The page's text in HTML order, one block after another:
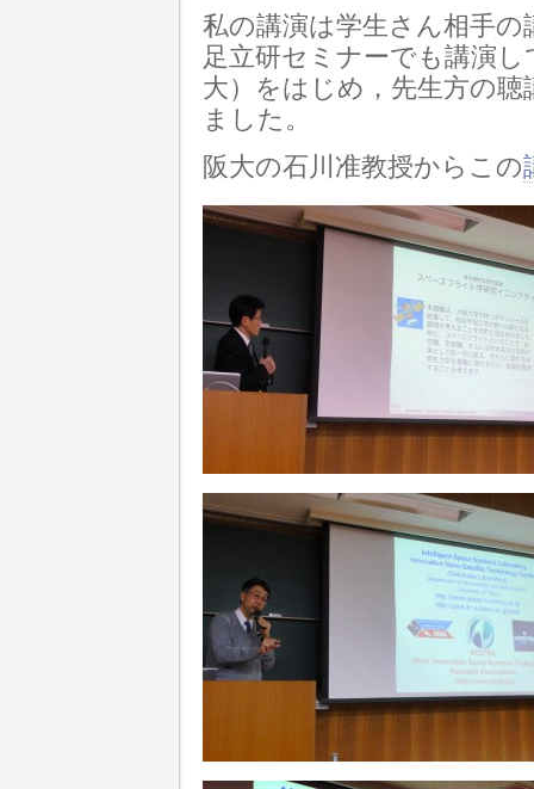
私の講演は学生さん相手
足立研セミナーでも講演
大）をはじめ，先生方の
ました。
阪大の石川准教授からこの